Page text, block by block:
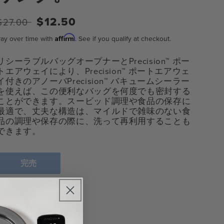
セ
ー
価
格
$12.50
over time withAffirm. See if you qualify at checkout.
シーラブルバッグオープナーとPrecision™ ポー
エアウェイにより、Precision™ ポートエアウェ
付きのアノーバPrecision™ バキュームシーラー
使えば、この便利なバッグを何度でも密封する
とができます。スービッド調理や食品の保存に
適で、丈夫な構造は、マイルドで雑味のない食
の調理や保存の際に、洗って再利用することも
きます。
完売